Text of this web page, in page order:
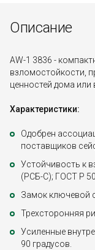
Описание
AW-1 3836 -
взломостойкости,
ценностей дома или
Характеристики:
Одобрен
поставщиков
Устойчивость к
(РСБ-С); ГОСТ Р
Замок ключевой
Трехсторонняя
Усиленные
90 градусов.